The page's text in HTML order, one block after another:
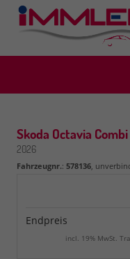
Skoda Octavia Combi
2026
Fahrzeugnr.: 578136,
Endpreis
incl. 19% MwSt.